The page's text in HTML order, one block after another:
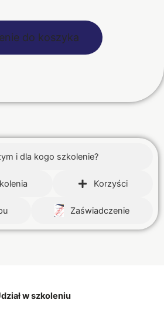
do koszyka
i dla kogo szkolenie?
Korzyści
Zaświadczenie
w szkoleniu